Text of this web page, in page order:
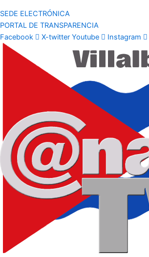
SEDE ELECTRÓNICA
PORTAL DE TRANSPARENCIA
Facebook
X-twitter Youtube Instagram